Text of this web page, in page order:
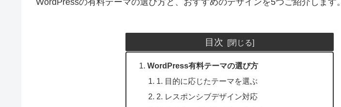
目次
WordPress有料テーマの選び方
1. 目的に応じたテーマを選ぶ
2. レスポンシブデザイン対応